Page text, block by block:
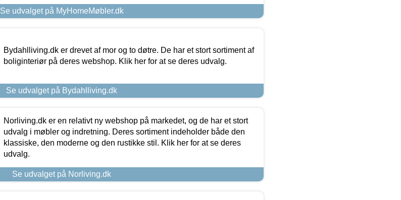
Se udvalget på MyHomeMøbler.dk
Bydahlliving.dk er drevet af mor og to døtre. De har et stort sortiment af
boliginteriør på deres webshop. Klik her for at se deres udvalg.
Se udvalget på Bydahlliving.dk
Norliving.dk er en relativt ny webshop på markedet, og de har et stort
udvalg i møbler og indretning. Deres sortiment indeholder både den
klassiske, den moderne og den rustikke stil. Klik her for at se deres
udvalg.
Se udvalget på Norliving.dk